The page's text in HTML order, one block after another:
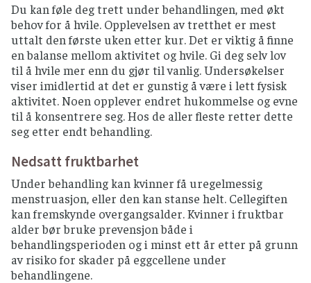
Du kan føle deg trett under behandlingen, med økt
behov for å hvile. Opplevelsen av tretthet er mest
uttalt den første uken etter kur. Det er viktig å finne
en balanse mellom aktivitet og hvile. Gi deg selv lov
til å hvile mer enn du gjør til vanlig. Undersøkelser
viser imidlertid at det er gunstig å være i lett fysisk
aktivitet. Noen opplever endret hukommelse og evne
til å konsentrere seg. Hos de aller fleste retter dette
seg etter endt behandling.
Nedsatt fruktbarhet
Under behandling kan kvinner få uregelmessig
menstruasjon, eller den kan stanse helt. Cellegiften
kan fremskynde overgangsalder. Kvinner i fruktbar
alder bør bruke prevensjon både i
behandlingsperioden og i minst ett år etter på grunn
av risiko for skader på eggcellene under
behandlingene.